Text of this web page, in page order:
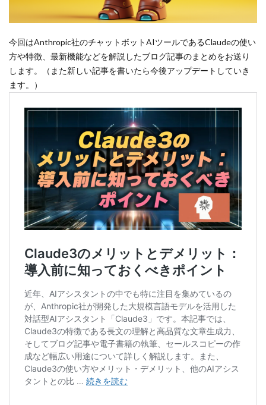
今回はAnthropic社のチャットボットAIツールであるClaudeの使い
方や特徴、最新機能などを解説したブログ記事のまとめをお送り
します。（また新しい記事を書いたら今後アップデートしていき
ます。）